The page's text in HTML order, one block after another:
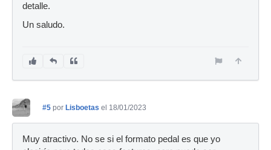
detalle.
Un saludo.
#5 por Lisboetas el 18/01/2023
Muy atractivo. No se si el formato pedal es que yo